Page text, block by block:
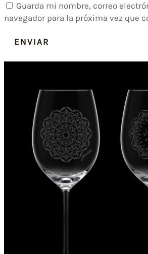
Guarda mi nombre, correo
navegador para la próxima vez que